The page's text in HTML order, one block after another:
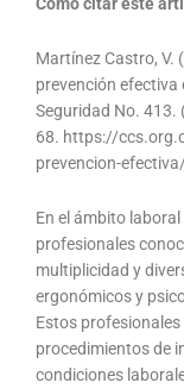
Cómo citar este
Martínez Castro, V.
prevención efectiva
Seguridad No. 413.
68. https://
prevencion-efectiva/
En el ámbito
profesionales
multiplicidad y
ergonómicos y
Estos
procedimientos de
condiciones